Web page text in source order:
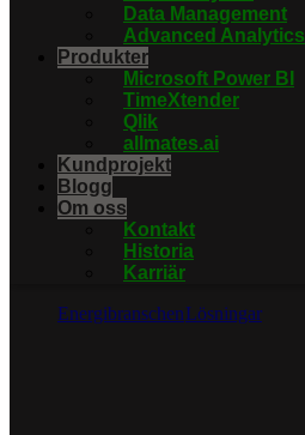
Data Management
Advanced Analytics
Produkter
Microsoft Power BI
TimeXtender
Qlik
allmates.ai
Kundprojekt
Blogg
Om oss
Kontakt
Historia
Karriär
EnergibranschenLösningar